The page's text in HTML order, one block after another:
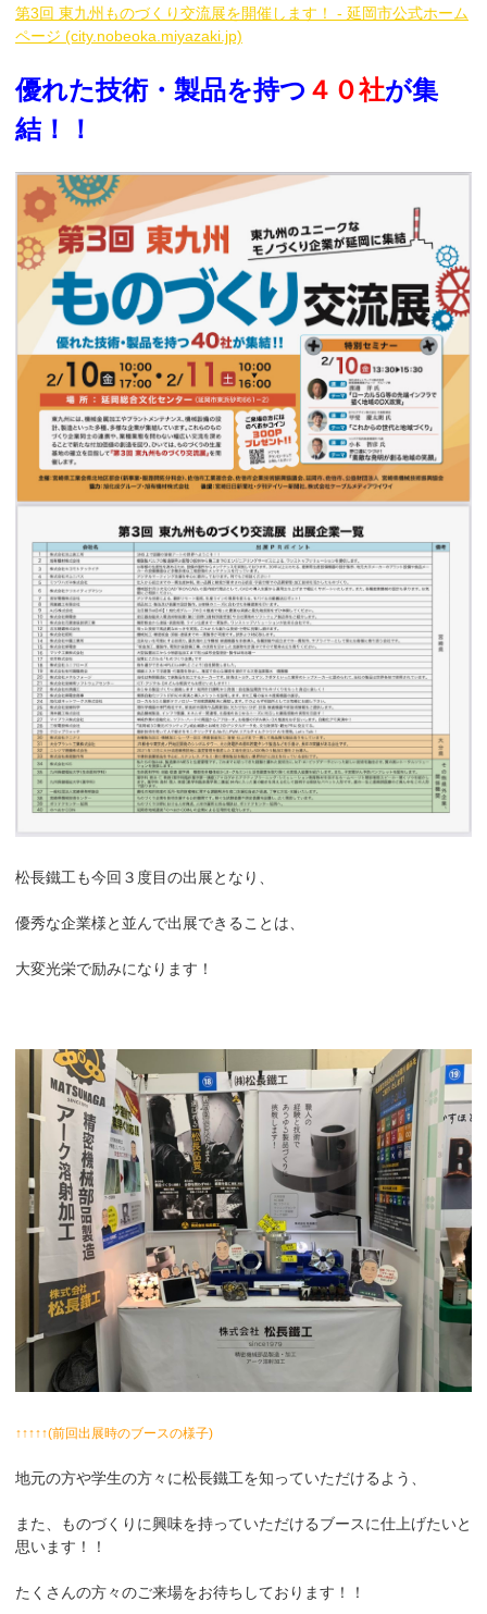
第3回 東九州ものづくり交流展を開催します！ - 延岡市公式ホーム
ページ (city.nobeoka.miyazaki.jp)
優れた技術・製品を持つ ４０社が集
結！！
松長鐵工も今回３度目の出展となり、
優秀な企業様と並んで出展できることは、
大変光栄で励みになります！
↑↑↑↑↑(前回出展時のブースの様子)
地元の方や学生の方々に松長鐵工を知っていただけるよう、
また、ものづくりに興味を持っていただけるブースに仕上げたいと
思います！！
たくさんの方々のご来場をお待ちしております！！